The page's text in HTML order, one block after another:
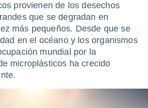
provienen de los desechos
que se degradan en
más pequeños. Desde que se
en el océano y los organismos
mundial por la
microplásticos ha crecido